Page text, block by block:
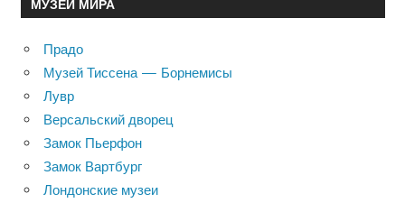
МУЗЕИ МИРА
Прадо
Музей Тиссена — Борнемисы
Лувр
Версальский дворец
Замок Пьерфон
Замок Вартбург
Лондонские музеи